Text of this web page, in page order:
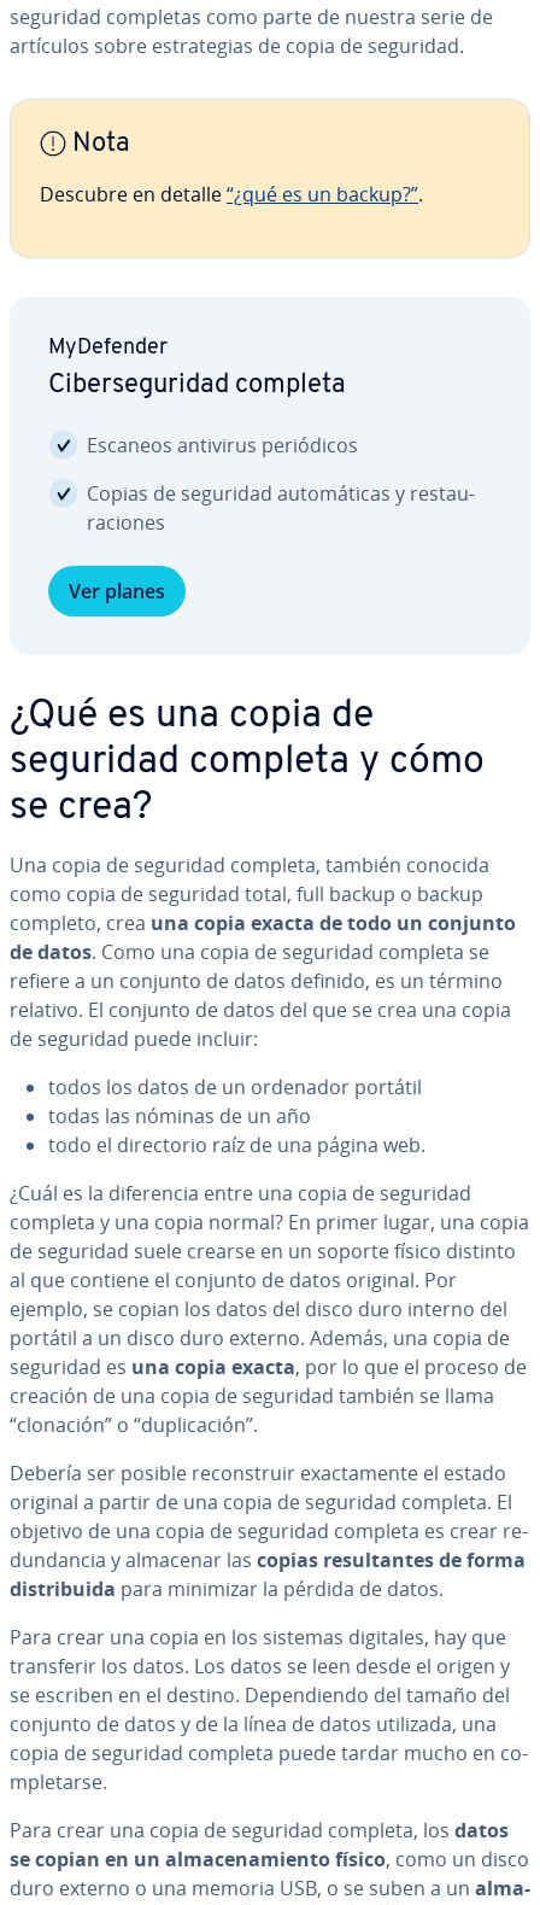
seguridad completas como parte de nuestra serie de
artículos sobre es­tra­te­gias de copia de seguridad.
Nota
Descubre en detalle“¿qué es un backup?”.
My­De­fe­n­der
Ci­be­r­se­gu­ri­dad completa
Escaneos antivirus pe­rió­di­cos
Copias de seguridad au­to­má­ti­cas y re­s­tau­
ra­cio­nes
Ver planes
¿Qué es una copia de
seguridad completa y cómo
se crea?
Una copia de seguridad completa, también conocida
como copia de seguridad total, full backup o backup
completo, crea una copia exacta de todo un conjunto
de datos. Como una copia de seguridad completa se
refiere a un conjunto de datos definido, es un término
relativo. El conjunto de datos del que se crea una copia
de seguridad puede incluir:
todos los datos de un ordenador portátil
todas las nóminas de un año
todo el di­re­c­to­rio raíz de una página web.
¿Cuál es la di­fe­re­n­cia entre una copia de seguridad
completa y una copia normal? En primer lugar, una copia
de seguridad suele crearse en un soporte físico distinto
al que contiene el conjunto de datos original. Por
ejemplo, se copian los datos del disco duro interno del
portátil a un disco duro externo. Además, una copia de
seguridad es una copia exacta, por lo que el proceso de
creación de una copia de seguridad también se llama
“clonación” o “du­pli­ca­ción”.
Debería ser posible re­co­n­s­truir exac­ta­me­n­te el estado
original a partir de una copia de seguridad completa. El
objetivo de una copia de seguridad completa es crear re­
du­n­da­n­cia y almacenar las copias re­su­l­ta­n­tes de forma
di­s­tri­bui­da para minimizar la pérdida de datos.
Para crear una copia en los sistemas digitales, hay que
tra­n­s­fe­rir los datos. Los datos se leen desde el origen y
se escriben en el destino. De­pe­n­die­n­do del tamaño del
conjunto de datos y de la línea de datos utilizada, una
copia de seguridad completa puede tardar mucho en co­
m­ple­tar­se.
Para crear una copia de seguridad completa, los datos
se copian en un al­ma­ce­na­mie­n­to físico, como un disco
duro externo o una memoria USB, o se suben a un al­ma­